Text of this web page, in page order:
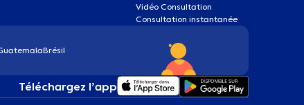
Vidéo Consultation
Consultation instantanée
Brésil
Téléchargez l’app